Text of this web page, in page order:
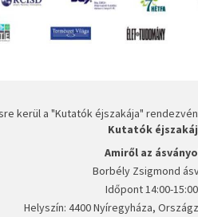
kerül a "Kutatók éjszakája"
Kutatók
Amiről az
Borbély Zsigmond
Időpont 14:00-
Helyszín: 4400 Nyíregyháza,